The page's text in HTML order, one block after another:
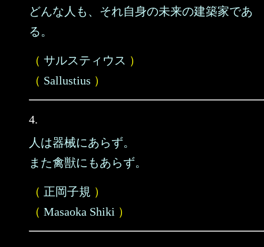
どんな人も、それ自身の未来の建築家であ
る。
（ サルスティウス ）
（ Sallustius ）
4.
人は器械にあらず。
また禽獣にもあらず。
（ 正岡子規 ）
（ Masaoka Shiki ）